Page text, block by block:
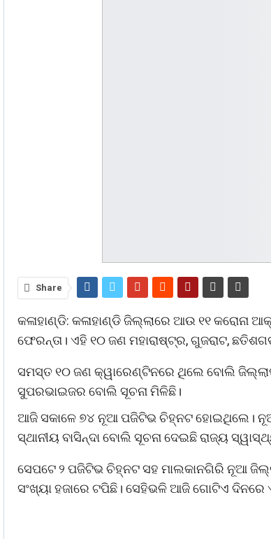
Share
କଳାହାଣ୍ଡି: କଳାହାଣ୍ଡି ଜିଲ୍ଲାରେ ଆଉ ୧୧ କରୋନା
ଫେରନ୍ତା। ଏହି ୧୦ ଜଣ ମହାରାଷ୍ଟ୍ର, ଗୁଜରାଟ,
ସମସ୍ତ ୧୦ ଜଣ କ୍ୱାରେଣ୍ଟିନରେ ଥିଲେ ବୋଲି
ସୁପରଭାଇଜର ବୋଲି ସୂଚନା ମିଳିଛି।
ଆଜି ସକାଳେ ୭୪ ନୂଆ ପଜିଟିଭ ଚିହ୍ନଟ ହୋଇଥିଲେ।
ସ୍ଥାନୀୟ ବାସିନ୍ଦା ବୋଲି ସୂଚନା ଦେଇଛି ରାଜ୍ୟ
ସେପଟେ ୨ ପଜିଟିଭ ଚିହ୍ନଟ ସହ ମାଲକାନଗିରି ନୂଆ
ସଂଖ୍ୟା ହଜାରେ ଟପିଛି। ସେହିଭଳି ଆଜି ଗୋଟିଏ